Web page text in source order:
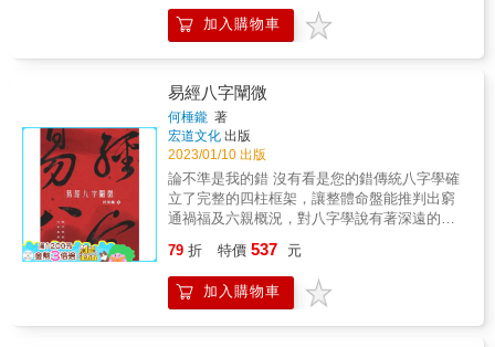
激你一生之變化，分彼分我，此為人生百態，
代入六神，即官、煞、正偏印、比劫、食傷、
財星等自可洞悉天機。【八字洩天機（中）】
流年吉凶並非註定無法改變，氣色是引動趨向
的關鍵之一，食衣住行育樂乃至於風水是如何
影響人的氣色，本冊均有深入探討。現代人處
於緊張狀況下，心理上的壓力在命理上屬於
「官煞」，吾人每逢「官煞」流月，都會有內
外接踵而來的壓力、嘔氣事，不論有無印星化
解或食傷回剋都一樣。司螢居士獨門妙法告訴
你如何從日常食衣住行中改變命運，例如連續
七天睡前吃一顆50mg的維他命E，可使全身肌
肉神經得到放鬆，在「官煞」流月可以化解壓
力，改變命運。又如，住宅或是工廠的左、右
方無屋衛護，易受朋友連累、男女婚嫁不順。
是強大的「破牆器」。 &
加入購物車
易經八字闡微
何棰鑨 著
宏道文化 出版
2023/01/10 出版
論不準是我的錯 沒有看是您的錯傳統八字學確
立了完整的四柱框架，讓整體命盤能推判出窮
通禍福及六親概況，對八字學說有著深遠的影
由於古代生活簡樸，故論及之事物相對單純，
爾今諸業盛起且行行皆能出狀元，倘若不加以
革新、注入新論，又如何能應對如流？眾所皆
79 折 特價 537 元
加入購物車